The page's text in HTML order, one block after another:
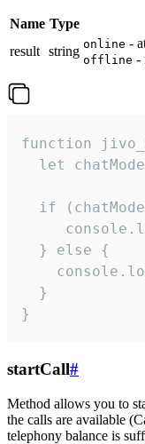
Name Type
result string online -
offline -
function
let
if
  } else {
  }
}
startCall#
Method allows you to
the calls are available
telephony balance is